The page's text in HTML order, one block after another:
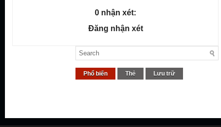
0 nhận xét:
Đăng nhận xét
Phổ biến Thẻ Lưu trữ